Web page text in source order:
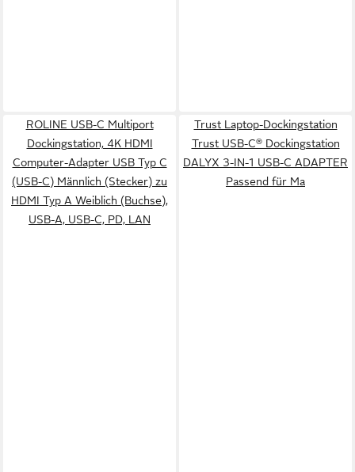
ROLINE USB-C Multiport
Dockingstation, 4K HDMI
Computer-Adapter USB Typ C
(USB-C) Männlich (Stecker) zu
HDMI Typ A Weiblich (Buchse),
USB-A, USB-C, PD, LAN
Trust Laptop-Dockingstation
Trust USB-C® Dockingstation
DALYX 3-IN-1 USB-C ADAPTER
Passend für Ma